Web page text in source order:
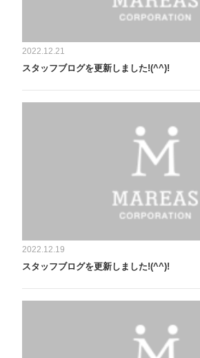
2022.12.21
スタッフブログを更新しました!(^^)!
2022.12.19
スタッフブログを更新しました!(^^)!